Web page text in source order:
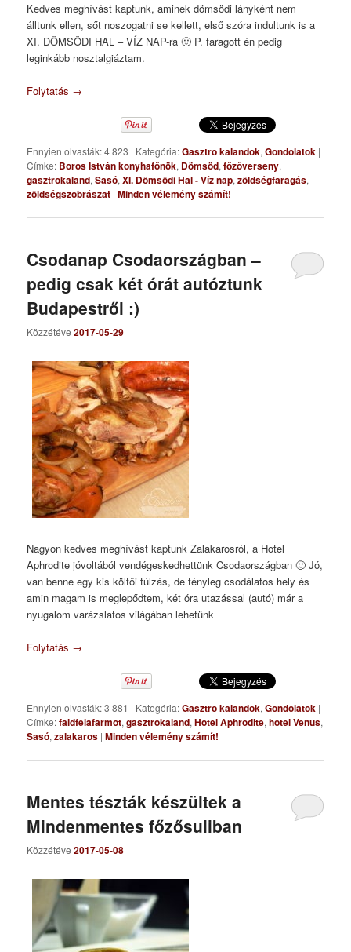
Kedves meghívást kaptunk, aminek dömsödi lányként nem
álltunk ellen, sőt noszogatni se kellett, első szóra indultunk is a
XI. DÖMSÖDI HAL – VÍZ NAP-ra 🙂 P. faragott én pedig
leginkább nosztalgiáztam.
Folytatás →
Ennyien olvasták: 4 823 | Kategória:Gasztro kalandok,Gondolatok |
Címke: Boros István konyhafőnök, Dömsöd,főzőverseny,
gasztrokaland,Sasó,XI. Dömsödi Hal - Víz nap,zöldségfaragás,
zöldségszobrászat |Minden vélemény számít!
Csodanap Csodaországban –
pedig csak két órát autóztunk
Budapestről :)
Közzétéve2017-05-29
Nagyon kedves meghívást kaptunk Zalakarosról, a Hotel
Aphrodite jóvoltából vendégeskedhettünk Csodaországban 🙂 Jó,
van benne egy kis költői túlzás, de tényleg csodálatos hely és
amin magam is meglepődtem, két óra utazással (autó) már a
nyugalom varázslatos világában lehetünk
Folytatás →
Ennyien olvasták: 3 881 | Kategória:Gasztro kalandok,Gondolatok |
Címke:faldfelafarmot,gasztrokaland,Hotel Aphrodite,hotel Venus,
Sasó,zalakaros |Minden vélemény számít!
Mentes tészták készültek a
Mindenmentes főzősuliban
Közzétéve2017-05-08